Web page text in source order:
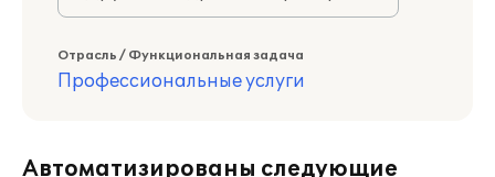
Отрасль / Функциональная задача
Профессиональные услуги
Автоматизированы следующие